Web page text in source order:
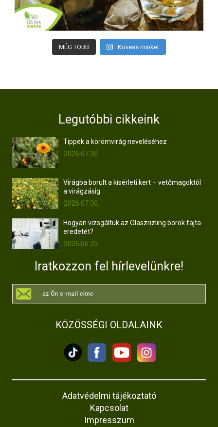
MÉG TÖBB Kövess minket
Legutóbbi cikkeink
Tippek a körömvirág neveléséhez
2026.07.30.
Virágba borult a kísérleti kert – vetőmagoktól
a virágzásig
2026.07.30.
Hogyan vizsgáltuk az Olaszrizling borok fajta-
eredetét?
2026.06.25.
Iratkozzon fel hírlevelünkre!
KÖZÖSSÉGI OLDALAINK
Adatvédelmi tájékoztató
Kapcsolat
Impresszum